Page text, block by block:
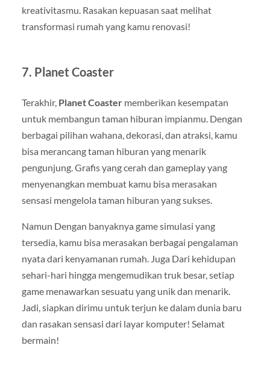
kreativitasmu. Rasakan kepuasan saat melihat
transformasi rumah yang kamu renovasi!
7. Planet Coaster
Terakhir, Planet Coastermemberikan kesempatan
untuk membangun taman hiburan impianmu. Dengan
berbagai pilihan wahana, dekorasi, dan atraksi, kamu
bisa merancang taman hiburan yang menarik
pengunjung. Grafis yang cerah dan gameplay yang
menyenangkan membuat kamu bisa merasakan
sensasi mengelola taman hiburan yang sukses.
Namun Dengan banyaknya game simulasi yang
tersedia, kamu bisa merasakan berbagai pengalaman
nyata dari kenyamanan rumah. Juga Dari kehidupan
sehari-hari hingga mengemudikan truk besar, setiap
game menawarkan sesuatu yang unik dan menarik.
Jadi, siapkan dirimu untuk terjun ke dalam dunia baru
dan rasakan sensasi dari layar komputer! Selamat
bermain!